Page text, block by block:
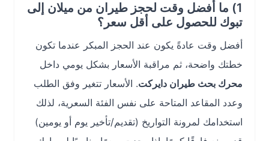
1) ما أفضل وقت لحجز طيران من ميلان إلى
تبوك للحصول على أقل سعر؟
أفضل وقت عادةً يكون عند الحجز المبكر عندما تكون
خطتك واضحة، ثم مراقبة الأسعار بشكل يومي داخل
محرك بحث طيران دايركت. الأسعار تتغير وفق الطلب
وعدد المقاعد المتاحة على نفس الفئة السعرية، لذلك
استخدامك لمرونة التواريخ (تقديم/تأخير يوم أو يومين)